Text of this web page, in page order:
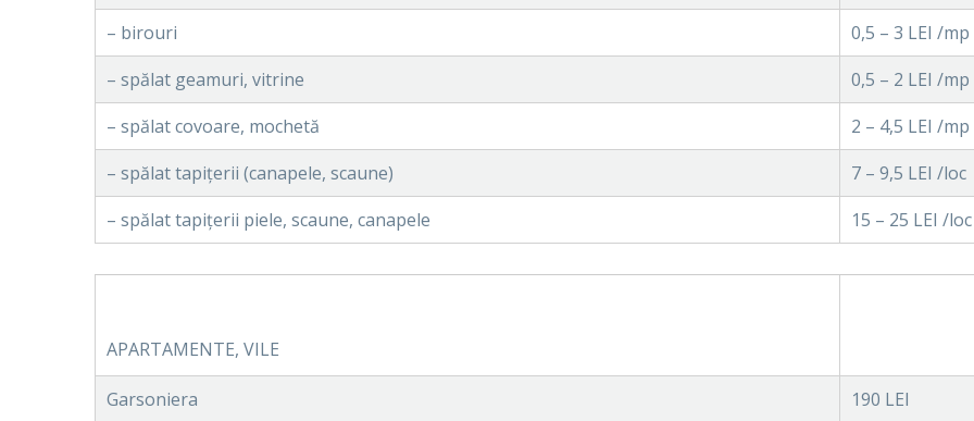
– birouri
0,5 – 3 LEI /mp
– spălat geamuri, vitrine
0,5 – 2 LEI /mp
– spălat covoare, mochetă
2 – 4,5 LEI /mp
– spălat tapițerii (canapele, scaune)
7 – 9,5 LEI /loc
– spălat tapițerii piele, scaune, canapele
15 – 25 LEI /loc
APARTAMENTE, VILE
Garsoniera
190 LEI